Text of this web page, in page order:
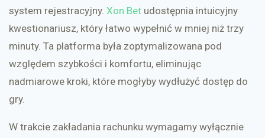
system rejestracyjny. Xon Bet udostępnia intuicyjny
kwestionariusz, który łatwo wypełnić w mniej niż trzy
minuty. Ta platforma była zoptymalizowana pod
względem szybkości i komfortu, eliminując
nadmiarowe kroki, które mogłyby wydłużyć dostęp do
gry.
W trakcie zakładania rachunku wymagamy wyłącznie